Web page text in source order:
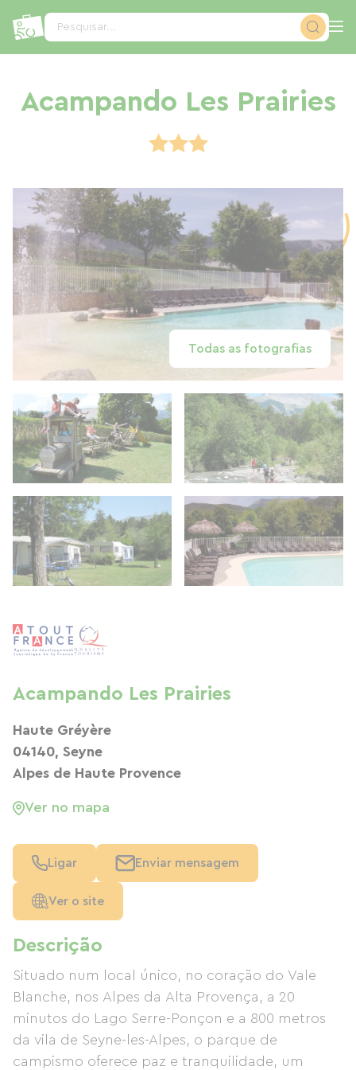
Pesquisar...
Acampando Les Prairies
Todas as fotografias
Descrição
Situado num local único, no coração do Vale
Blanche, nos Alpes da Alta Provença, a 20
minutos do Lago Serre-Ponçon e a 800 metros
da vila de Seyne-les-Alpes, o parque de
campismo oferece paz e tranquilidade, um
Acampando Les Prairies
Haute Gréyère
04140, Seyne
Alpes de Haute Provence
Ver no mapa
Ligar Enviar mensagem
Ver o site
Painel de Gerenciamento de Cookies